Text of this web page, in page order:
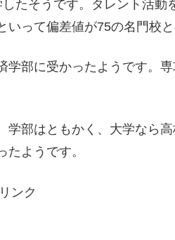
たそうです。タレント活
って偏差値が75の名門校と
部に受かったようです。
部はともかく、大学なら
ようです。
ンク